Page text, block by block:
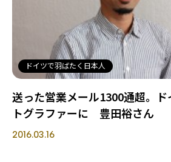
ドイツで羽ばたく日本人
送った営業メール1300通超。
トグラファーに 豊田裕さん
2016.03.16